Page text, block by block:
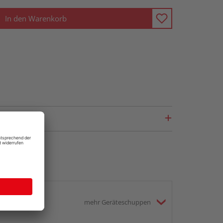
In den Warenkorb
mehr Geräteschuppen